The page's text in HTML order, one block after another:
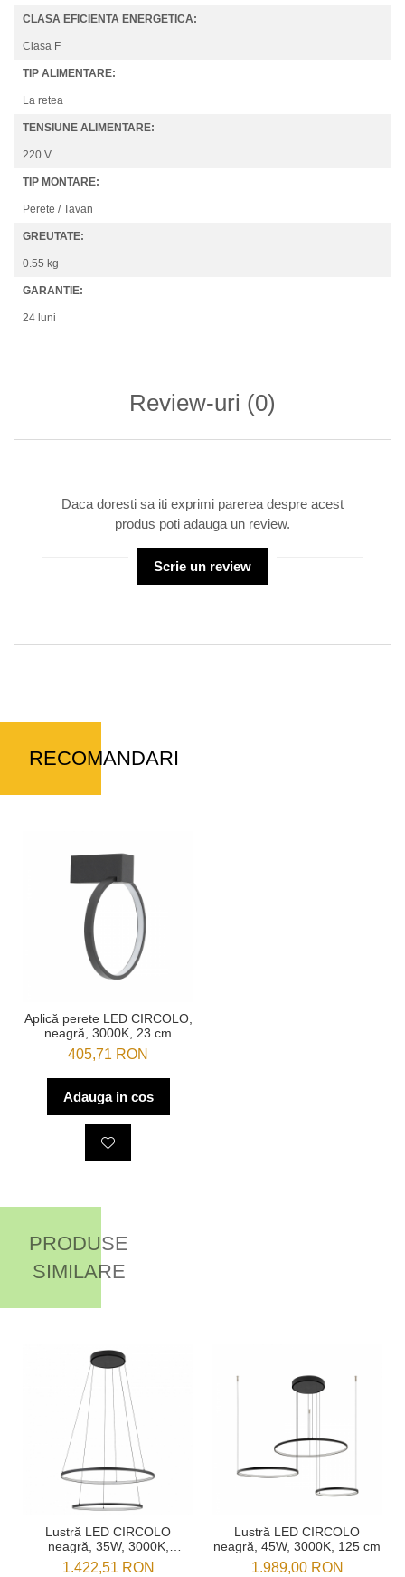
CLASA EFICIENTA ENERGETICA:
Clasa F
TIP ALIMENTARE:
La retea
TENSIUNE ALIMENTARE:
220 V
TIP MONTARE:
Perete / Tavan
GREUTATE:
0.55 kg
GARANTIE:
24 luni
Review-uri (0)
Daca doresti sa iti exprimi parerea despre acest
produs poti adauga un review.
Scrie un review
RECOMANDARI
Aplică perete LED CIRCOLO,
neagră, 3000K, 23 cm
405,71 RON
Adauga in cos
PRODUSE
SIMILARE
Lustră LED CIRCOLO
neagră, 35W, 3000K,
diametru 60 cm
1.422,51 RON
Lustră LED CIRCOLO
neagră, 45W, 3000K, 125 cm
1.989,00 RON